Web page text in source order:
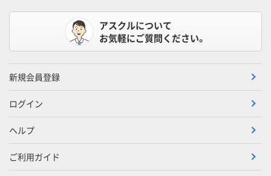
アスクルについて
お気軽にご質問ください。
新規会員登録
ログイン
ヘルプ
ご利用ガイド